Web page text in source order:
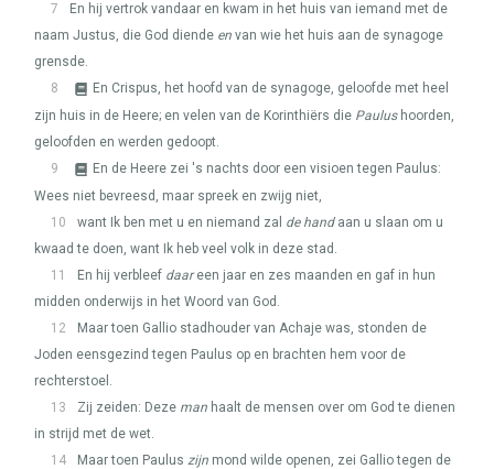
7
En hij vertrok vandaar en kwam in het huis van iemand met de
naam Justus, die God diende en van wie het huis aan de synagoge
grensde.
8
En Crispus, het hoofd van de synagoge, geloofde met heel
zijn huis in de Heere; en velen van de Korinthiërs die Paulushoorden,
geloofden en werden gedoopt.
9
En de Heere zei 's nachts door een visioen tegen Paulus:
Wees niet bevreesd, maar spreek en zwijg niet,
10
want Ik ben met u en niemand zal de handaan u slaan om u
kwaad te doen, want Ik heb veel volk in deze stad.
11
En hij verbleef daareen jaar en zes maanden en gaf in hun
midden onderwijs in het Woord van God.
12
Maar toen Gallio stadhouder van Achaje was, stonden de
Joden eensgezind tegen Paulus op en brachten hem voor de
rechterstoel.
13
Zij zeiden: Deze man haalt de mensen over om God te dienen
in strijd met de wet.
14
Maar toen Paulus zijn mond wilde openen, zei Gallio tegen de